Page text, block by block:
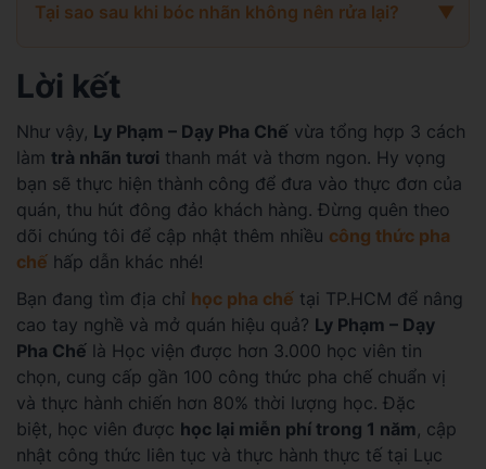
Tại sao sau khi bóc nhãn không nên rửa lại?
Lời kết
Như vậy, Ly Phạm – Dạy Pha Chế vừa tổng hợp 3 cách
làm trà nhãn tươi thanh mát và thơm ngon. Hy vọng
bạn sẽ thực hiện thành công để đưa vào thực đơn của
quán, thu hút đông đảo khách hàng. Đừng quên theo
dõi chúng tôi để cập nhật thêm nhiều công thức pha
chế hấp dẫn khác nhé!
Bạn đang tìm địa chỉ học pha chế tại TP.HCM để nâng
cao tay nghề và mở quán hiệu quả? Ly Phạm – Dạy
Pha Chế là Học viện được hơn 3.000 học viên tin
chọn, cung cấp gần 100 công thức pha chế chuẩn vị
và thực hành chiến hơn 80% thời lượng học. Đặc
biệt, học viên được học lại miễn phí trong 1 năm, cập
nhật công thức liên tục và thực hành thực tế tại Lục